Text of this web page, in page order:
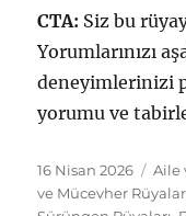
CTA: Siz bu
Yorumlarınızı
deneyimlerinizi
yorumu ve
Yayın
tarihi
16 Nisan 2026 Aile
ve Mücevher